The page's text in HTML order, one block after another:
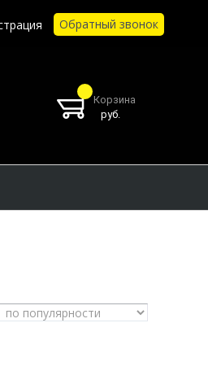
Обратный звонок
Корзина
руб.